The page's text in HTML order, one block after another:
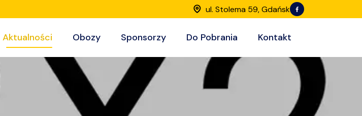
ul. Stolema 59, Gdańsk
Aktualności Obozy Sponsorzy Do Pobrania Kontakt